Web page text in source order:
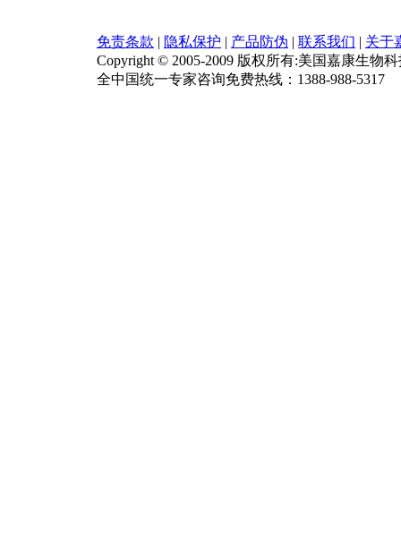
免责条款 | 隐私保护 | 产品防伪 | 联系我们 | 关于
Copyright © 2005-2009 版权所有:美国嘉康生物
全中国统一专家咨询免费热线：1388-988-5317